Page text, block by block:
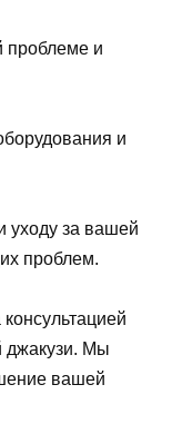
проблеме и
и
за вашей
проблем.
джакузи. Мы
вашей